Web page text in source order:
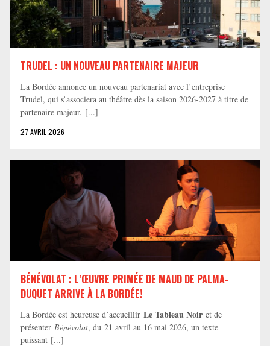
TRUDEL : UN NOUVEAU PARTENAIRE MAJEUR
La Bordée annonce un nouveau partenariat avec l’entreprise
Trudel, qui s’associera au théâtre dès la saison 2026-2027 à titre de
partenaire majeur. [...]
27 AVRIL 2026
BÉNÉVOLAT : L’ŒUVRE PRIMÉE DE MAUD DE PALMA-
DUQUET ARRIVE À LA BORDÉE!
La Bordée est heureuse d’accueillir Le Tableau Noir et de
présenter Bénévolat, du 21 avril au 16 mai 2026, un texte
puissant [...]